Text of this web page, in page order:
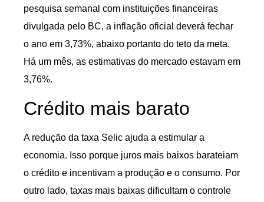
pesquisa semanal com instituições financeiras
divulgada pelo BC, a inflação oficial deverá fechar
o ano em 3,73%, abaixo portanto do teto da meta.
Há um mês, as estimativas do mercado estavam em
3,76%.
Crédito mais barato
A redução da taxa Selic ajuda a estimular a
economia. Isso porque juros mais baixos barateiam
o crédito e incentivam a produção e o consumo. Por
outro lado, taxas mais baixas dificultam o controle